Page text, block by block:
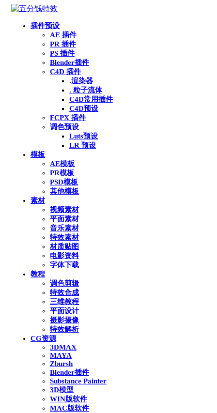
插件预设
AE 插件
PR 插件
PS 插件
Blender插件
C4D 插件
.渲染器
. 粒子流体
C4D常用插件
C4D预设
FCPX 插件
调色预设
Luts预设
LR 预设
模板
AE模板
PR模板
PSD模板
其他模板
素材
视频素材
平面素材
音乐素材
特效素材
材质贴图
电影资料
字体下载
教程
调色剪辑
特效合成
三维教程
平面设计
摄影摄像
特效解析
CG资源
3DMAX
MAYA
Zbursh
Blender插件
Substance Painter
3D模型
WIN版软件
MAC版软件